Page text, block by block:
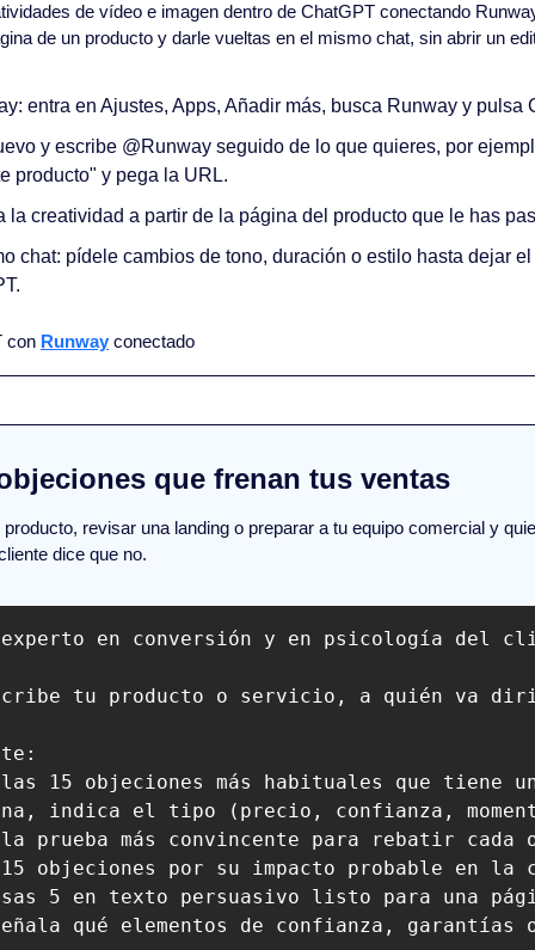
de vídeo e imagen dentro de ChatGPT conectando
de un producto y darle vueltas en el mismo chat, sin abrir un
entra en Ajustes, Apps, Añadir más, busca Runway y pulsa
y escribe @Runway seguido de lo que quieres, por
producto" y pega la URL.
la creatividad a partir de la página del producto que le has
chat: pídele cambios de tono, duración o estilo hasta dejar
con Runway conectado
que frenan tus ventas
revisar una landing o preparar a tu equipo comercial y
dice que no.
experto en conversión y en psicología del
tu producto o servicio, a quién va
15 objeciones más habituales que tiene
indica el tipo (precio, confianza,
la prueba más convincente para rebatir
objeciones por su impacto probable en
5 en texto persuasivo listo para una
qué elementos de confianza, garantías